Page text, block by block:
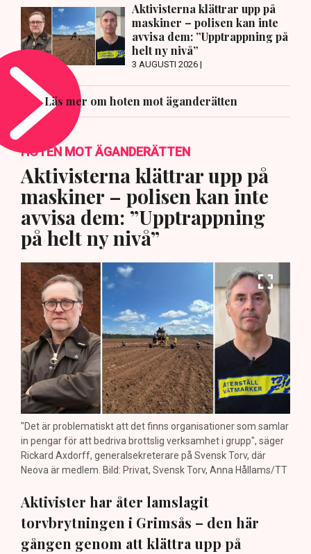
Aktivisterna klättrar upp på
maskiner – polisen kan inte
avvisa dem: ”Upptrappning på
helt ny nivå”
3 AUGUSTI 2026 |
Läs mer om hoten mot äganderätten
HOTEN MOT ÄGANDERÄTTEN
Aktivisterna klättrar upp på
maskiner – polisen kan inte
avvisa dem: ”Upptrappning
på helt ny nivå”
"Det är problematiskt att det finns organisationer som samlar
in pengar för att bedriva brottslig verksamhet i grupp", säger
Rickard Axdorff, generalsekreterare på Svensk Torv, där
Neova är medlem. Bild: Privat, Svensk Torv, Anna Hållams/TT
Aktivister har åter lamslagit
torvbrytningen i Grimsås – den här
gången genom att klättra upp på